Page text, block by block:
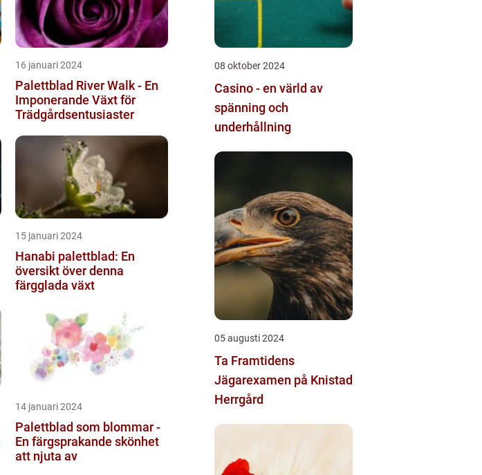
16 januari 2024
Palettblad River Walk - En
Imponerande Växt för
Trädgårdsentusiaster
15 januari 2024
Hanabi palettblad: En
översikt över denna
färgglada växt
14 januari 2024
Palettblad som blommar -
En färgsprakande skönhet
att njuta av
08 oktober 2024
Casino - en värld av
spänning och
underhållning
05 augusti 2024
Ta Framtidens
Jägarexamen på Knistad
Herrgård